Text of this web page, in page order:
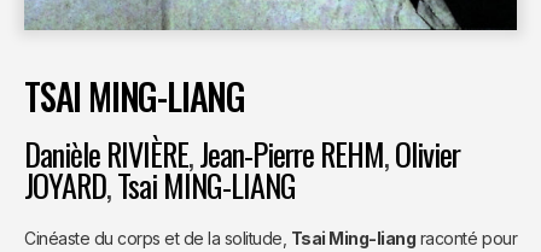
TSAI MING-LIANG
Danièle RIVIÈRE,Jean-Pierre REHM,Olivier
JOYARD,Tsai MING-LIANG
Cinéaste du corps et de la solitude, Tsai Ming-liang raconté pour